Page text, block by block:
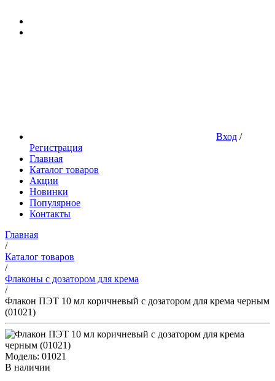
Вход /
Регистрация
Главная
Каталог товаров
Акции
Новинки
Популярное
Контакты
Главная
/
Каталог товаров
/
Флаконы с дозатором для крема
/
Флакон ПЭТ 10 мл коричневый с дозатором для крема черным
(01021)
Модель: 01021
В наличии